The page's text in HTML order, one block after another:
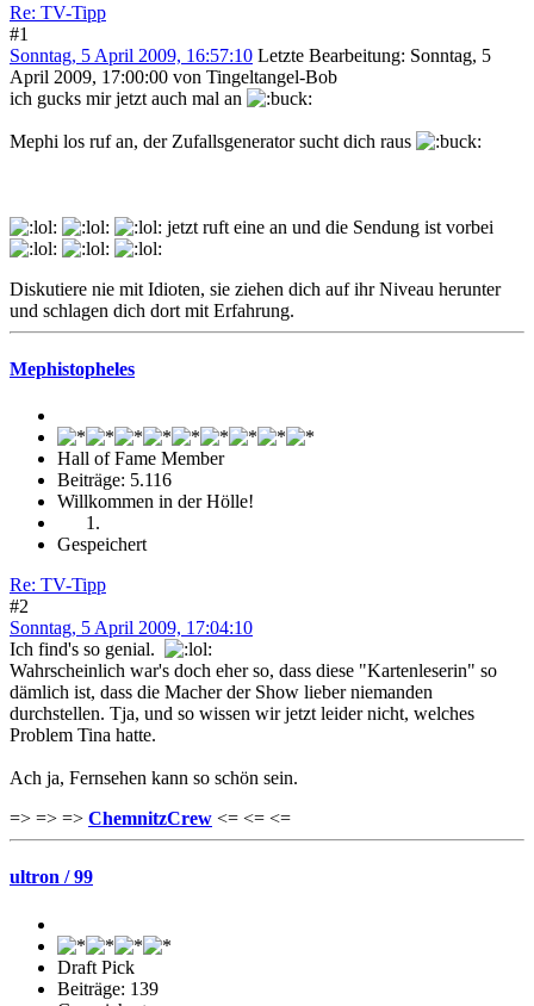
Re: TV-Tipp
#1
Sonntag, 5 April 2009, 16:57:10 Letzte Bearbeitung: Sonntag, 5
April 2009, 17:00:00 von Tingeltangel-Bob
ich gucks mir jetzt auch mal an
Mephi los ruf an, der Zufallsgenerator sucht dich raus
jetzt ruft eine an und die Sendung ist vorbei
Diskutiere nie mit Idioten, sie ziehen dich auf ihr Niveau herunter
und schlagen dich dort mit Erfahrung.
Mephistopheles
Hall of Fame Member
Beiträge: 5.116
Willkommen in der Hölle!
Gespeichert
Re: TV-Tipp
#2
Sonntag, 5 April 2009, 17:04:10
Ich find's so genial.
Wahrscheinlich war's doch eher so, dass diese "Kartenleserin" so
dämlich ist, dass die Macher der Show lieber niemanden
durchstellen. Tja, und so wissen wir jetzt leider nicht, welches
Problem Tina hatte.
Ach ja, Fernsehen kann so schön sein.
=> => => ChemnitzCrew <= <= <=
ultron / 99
Draft Pick
Beiträge: 139